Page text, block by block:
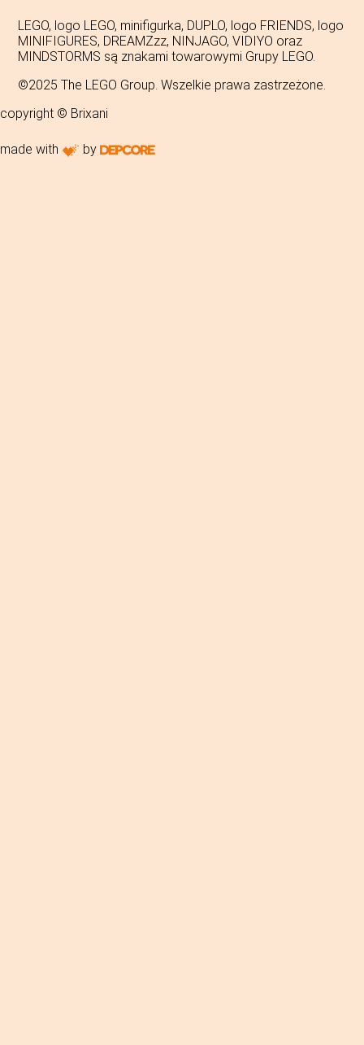
LEGO, logo LEGO, minifigurka, DUPLO, logo FRIENDS, logo
MINIFIGURES, DREAMZzz, NINJAGO, VIDIYO oraz
MINDSTORMS są znakami towarowymi Grupy LEGO.
©2025 The LEGO Group. Wszelkie prawa zastrzeżone.
copyright © Brixani
made with by